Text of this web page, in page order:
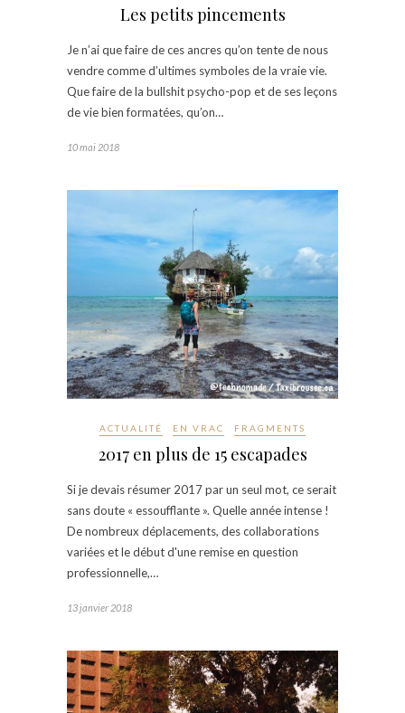
Les petits pincements
Je n’ai que faire de ces ancres qu’on tente de nous
vendre comme d’ultimes symboles de la vraie vie.
Que faire de la bullshit psycho-pop et de ses leçons
de vie bien formatées, qu’on…
10 mai 2018
ACTUALITÉ EN VRAC FRAGMENTS
2017 en plus de 15 escapades
Si je devais résumer 2017 par un seul mot, ce serait
sans doute « essoufflante ». Quelle année intense !
De nombreux déplacements, des collaborations
variées et le début d'une remise en question
professionnelle,…
13 janvier 2018